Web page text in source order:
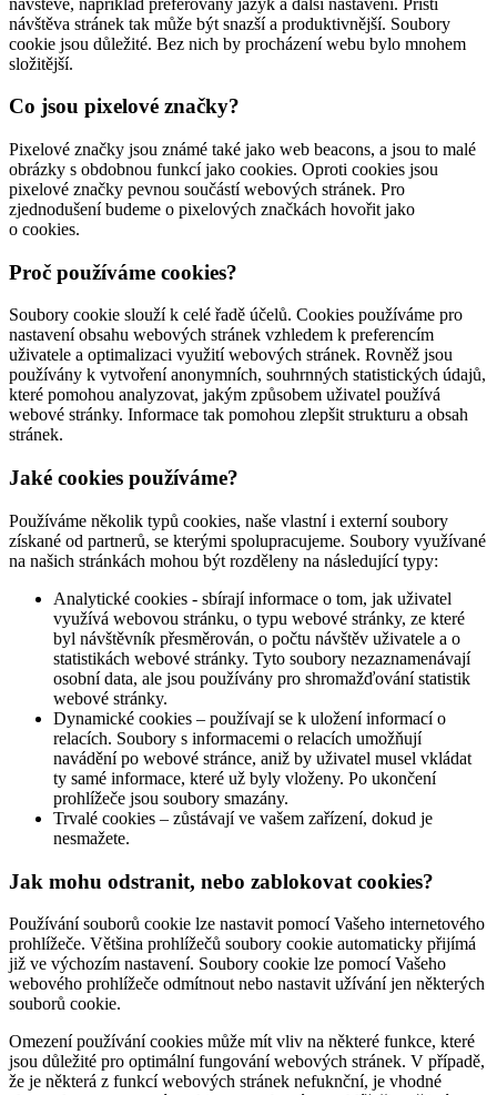
návštěva stránek tak může být snazší a produktivnější. Soubory
cookie jsou důležité. Bez nich by procházení webu bylo mnohem
složitější.
Co jsou pixelové značky?
Pixelové značky jsou známé také jako web beacons, a jsou to malé
obrázky s obdobnou funkcí jako cookies. Oproti cookies jsou
pixelové značky pevnou součástí webových stránek. Pro
zjednodušení budeme o pixelových značkách hovořit jako
o cookies.
Proč používáme cookies?
Soubory cookie slouží k celé řadě účelů. Cookies používáme pro
nastavení obsahu webových stránek vzhledem k preferencím
uživatele a optimalizaci využití webových stránek. Rovněž jsou
používány k vytvoření anonymních, souhrnných statistických údajů,
které pomohou analyzovat, jakým způsobem uživatel používá
webové stránky. Informace tak pomohou zlepšit strukturu a obsah
stránek.
Jaké cookies používáme?
Používáme několik typů cookies, naše vlastní i externí soubory
získané od partnerů, se kterými spolupracujeme. Soubory využívané
na našich stránkách mohou být rozděleny na následující typy:
Analytické cookies - sbírají informace o tom, jak uživatel
využívá webovou stránku, o typu webové stránky, ze které
byl návštěvník přesměrován, o počtu návštěv uživatele a o
statistikách webové stránky. Tyto soubory nezaznamenávají
osobní data, ale jsou používány pro shromažďování statistik
webové stránky.
Dynamické cookies – používají se k uložení informací o
relacích. Soubory s informacemi o relacích umožňují
navádění po webové stránce, aniž by uživatel musel vkládat
ty samé informace, které už byly vloženy. Po ukončení
prohlížeče jsou soubory smazány.
Trvalé cookies – zůstávají ve vašem zařízení, dokud je
nesmažete.
Jak mohu odstranit, nebo zablokovat cookies?
Používání souborů cookie lze nastavit pomocí Vašeho internetového
prohlížeče. Většina prohlížečů soubory cookie automaticky přijímá
již ve výchozím nastavení. Soubory cookie lze pomocí Vašeho
webového prohlížeče odmítnout nebo nastavit užívání jen některých
souborů cookie.
Omezení používání cookies může mít vliv na některé funkce, které
jsou důležité pro optimální fungování webových stránek. V případě,
že je některá z funkcí webových stránek nefuknční, je vhodné